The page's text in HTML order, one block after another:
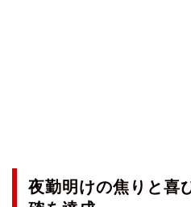
夜勤明けの焦りと喜